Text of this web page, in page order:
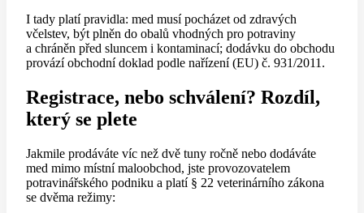
I tady platí pravidla: med musí pocházet od zdravých
včelstev, být plněn do obalů vhodných pro potraviny
a chráněn před sluncem i kontaminací; dodávku do obchodu
provází obchodní doklad podle nařízení (EU) č. 931/2011.
Registrace, nebo schválení? Rozdíl,
který se plete
Jakmile prodáváte víc než dvě tuny ročně nebo dodáváte
med mimo místní maloobchod, jste provozovatelem
potravinářského podniku a platí § 22 veterinárního zákona
se dvěma režimy: